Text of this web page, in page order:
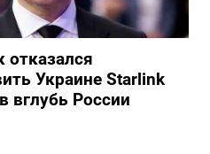
Украине Starlink
вглубь России